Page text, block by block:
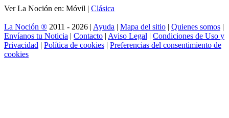
Ver La Noción en: Móvil | Clásica
La Noción ® 2011 - 2026 | Ayuda | Mapa del sitio | Quienes somos |
Envíanos tu Noticia | Contacto | Aviso Legal | Condiciones de Uso y
Privacidad | Política de cookies | Preferencias del consentimiento de
cookies